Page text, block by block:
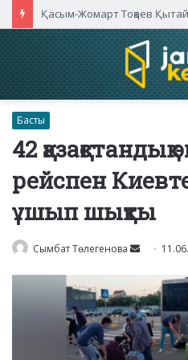
Басты
42
рейспен
ұшып шықты
Сымбат Төлегенова
Send
email